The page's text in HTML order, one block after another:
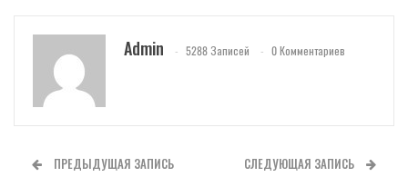
Admin 5288 Записей 0 Комментариев
ПРЕДЫДУЩАЯ ЗАПИСЬ СЛЕДУЮЩАЯ ЗАПИСЬ